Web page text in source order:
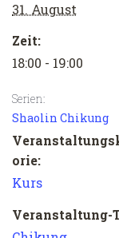
31. August
Zeit:
18:00 - 19:00
Serien:
Shaolin Chikung
orie:
Kurs
Veranstaltung-